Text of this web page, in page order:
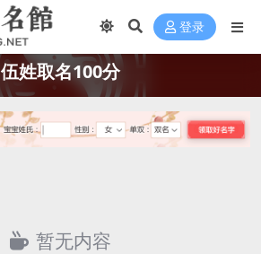
登录
伍姓取名100分
暂无内容